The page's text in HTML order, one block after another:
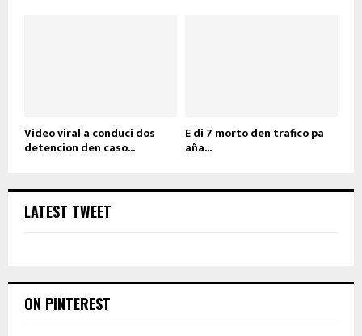
Video viral a conduci dos
detencion den caso...
E di 7 morto den trafico pa
aña...
LATEST TWEET
ON PINTEREST